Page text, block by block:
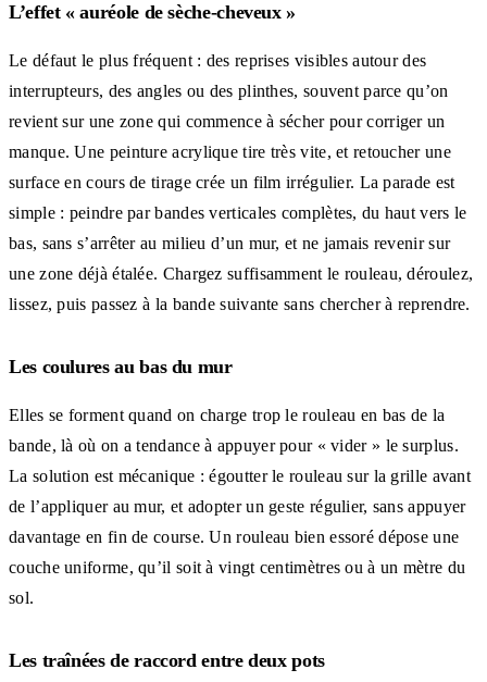
L’effet « auréole de sèche-cheveux »
Le défaut le plus fréquent : des reprises visibles autour des
interrupteurs, des angles ou des plinthes, souvent parce qu’on
revient sur une zone qui commence à sécher pour corriger un
manque. Une peinture acrylique tire très vite, et retoucher une
surface en cours de tirage crée un film irrégulier. La parade est
simple : peindre par bandes verticales complètes, du haut vers le
bas, sans s’arrêter au milieu d’un mur, et ne jamais revenir sur
une zone déjà étalée. Chargez suffisamment le rouleau, déroulez,
lissez, puis passez à la bande suivante sans chercher à reprendre.
Les coulures au bas du mur
Elles se forment quand on charge trop le rouleau en bas de la
bande, là où on a tendance à appuyer pour « vider » le surplus.
La solution est mécanique : égoutter le rouleau sur la grille avant
de l’appliquer au mur, et adopter un geste régulier, sans appuyer
davantage en fin de course. Un rouleau bien essoré dépose une
couche uniforme, qu’il soit à vingt centimètres ou à un mètre du
sol.
Les traînées de raccord entre deux pots